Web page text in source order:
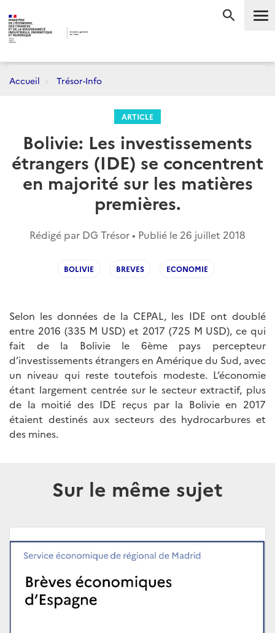
Accueil Trésor-Info
ARTICLE
Bolivie: Les investissements
étrangers (IDE) se concentrent
en majorité sur les matières
premières.
Rédigé par DG Trésor • Publié le 26 juillet 2018
BOLIVIE BREVES ECONOMIE
Selon les données de la CEPAL, les IDE ont doublé
entre 2016 (335 M USD) et 2017 (725 M USD), ce qui
fait de la Bolivie le 6ème pays percepteur
d’investissements étrangers en Amérique du Sud, avec
un niveau qui reste toutefois modeste. L’économie
étant largement centrée sur le secteur extractif, plus
de la moitié des IDE reçus par la Bolivie en 2017
étaient destinés aux secteurs des hydrocarbures et
des mines.
Sur le même sujet